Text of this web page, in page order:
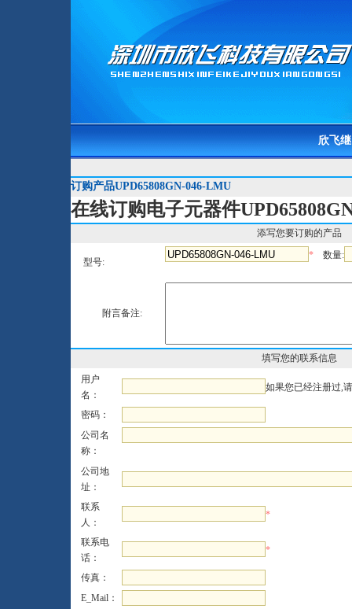
欣飞
订购产品UPD65808GN-046-LMU
在线订购电子元器件
添写您要订购的产品
型号:
* 数量:
附言备注:
填写您的联系信息
用户
名：
如果您已经注册过,
密码：
公司名
称：
公司地
址：
联系
人：
*
联系电
话：
*
传真：
E_Mail：